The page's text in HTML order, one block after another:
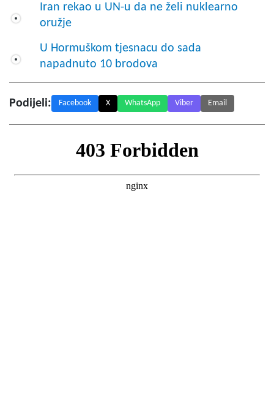
Iran rekao u UN-u da ne želi nuklearno
oružje
U Hormuškom tjesnacu do sada
napadnuto 10 brodova
Podijeli: Facebook X WhatsApp Viber Email